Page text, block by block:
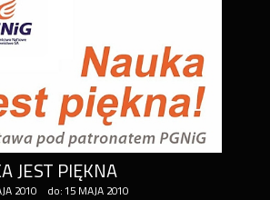
JEST PIĘKNA
2010 do: 15 MAJA 2010